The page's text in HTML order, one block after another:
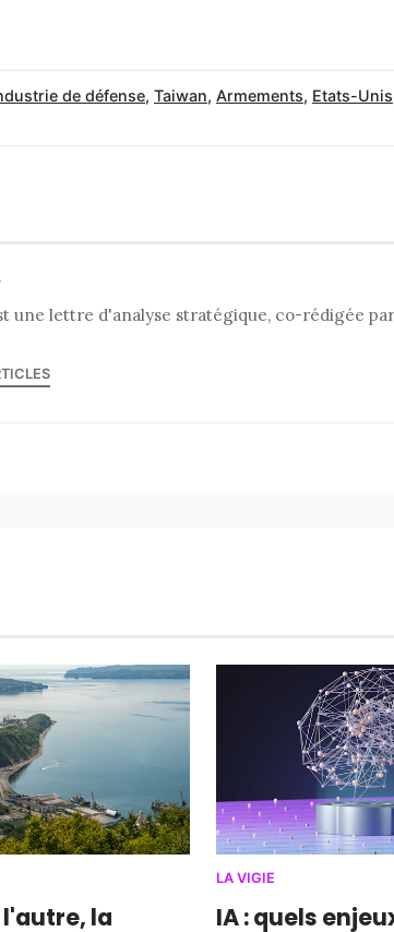
de défense, Taiwan, Armements, Etats-Unis
une lettre d'analyse stratégique, co-rédigée
la
LA VIGIE
IA : quels